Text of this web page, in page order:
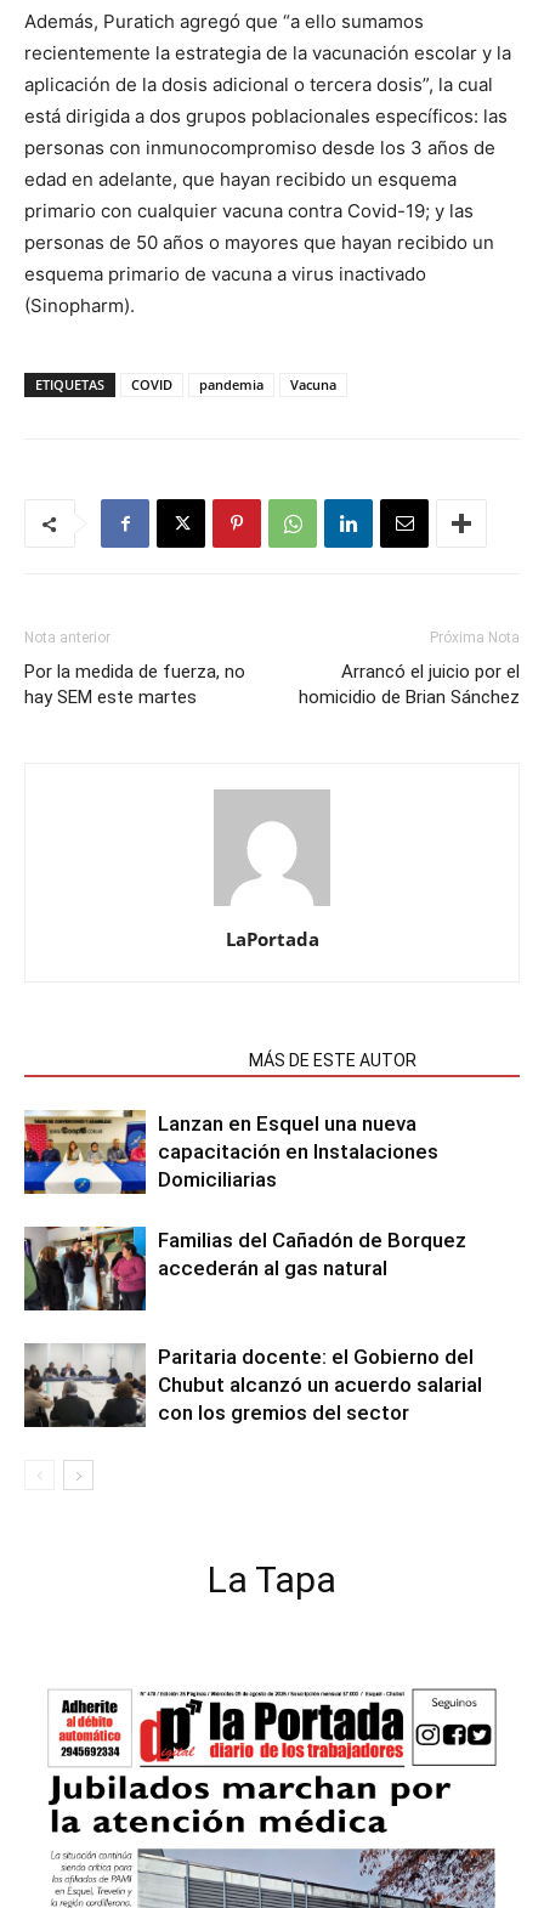
Además, Puratich agregó que “a ello sumamos
recientemente la estrategia de la vacunación escolar y la
aplicación de la dosis adicional o tercera dosis”, la cual
está dirigida a dos grupos poblacionales específicos: las
personas con inmunocompromiso desde los 3 años de
edad en adelante, que hayan recibido un esquema
primario con cualquier vacuna contra Covid-19; y las
personas de 50 años o mayores que hayan recibido un
esquema primario de vacuna a virus inactivado
(Sinopharm).
ETIQUETAS COVID pandemia Vacuna
Nota anterior
Por la medida de fuerza, no
hay SEM este martes
Próxima Nota
Arrancó el juicio por el
homicidio de Brian Sánchez
LaPortada
MÁS DE ESTE AUTOR
Lanzan en Esquel una nueva
capacitación en Instalaciones
Domiciliarias
Familias del Cañadón de Borquez
accederán al gas natural
Paritaria docente: el Gobierno del
Chubut alcanzó un acuerdo salarial
con los gremios del sector
La Tapa